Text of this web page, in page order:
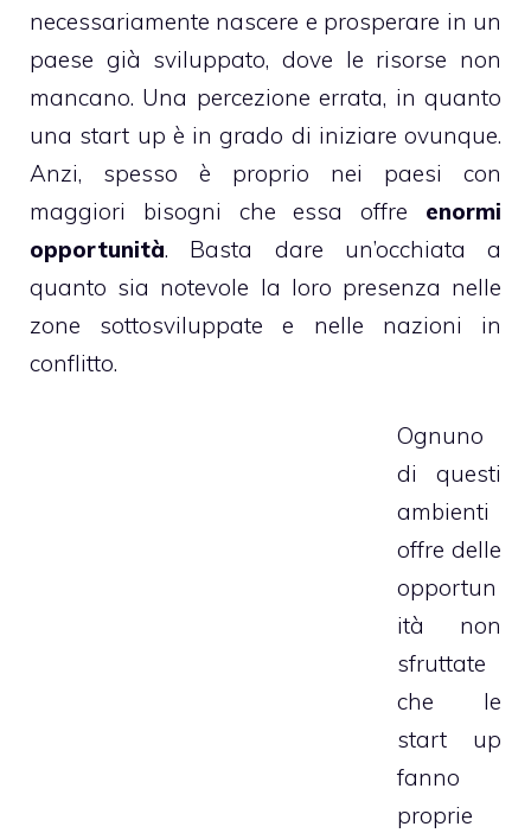
necessariamente nascere e prosperare in un
paese già sviluppato, dove le risorse non
mancano. Una percezione errata, in quanto
una start up è in grado di iniziare ovunque.
Anzi, spesso è proprio nei paesi con
maggiori bisogni che essa offre enormi
opportunità. Basta dare un’occhiata a
quanto sia notevole la loro presenza nelle
zone sottosviluppate e nelle nazioni in
conflitto.
Ognuno
di questi
ambienti
offre delle
opportun
ità non
sfruttate
che le
start up
fanno
proprie